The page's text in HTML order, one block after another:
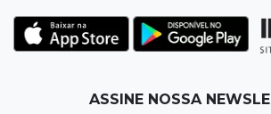
Corinthians vence Bragantino por
para 7º no Brasileirão
Na Vila Belmiro
ASSINE NOSSA